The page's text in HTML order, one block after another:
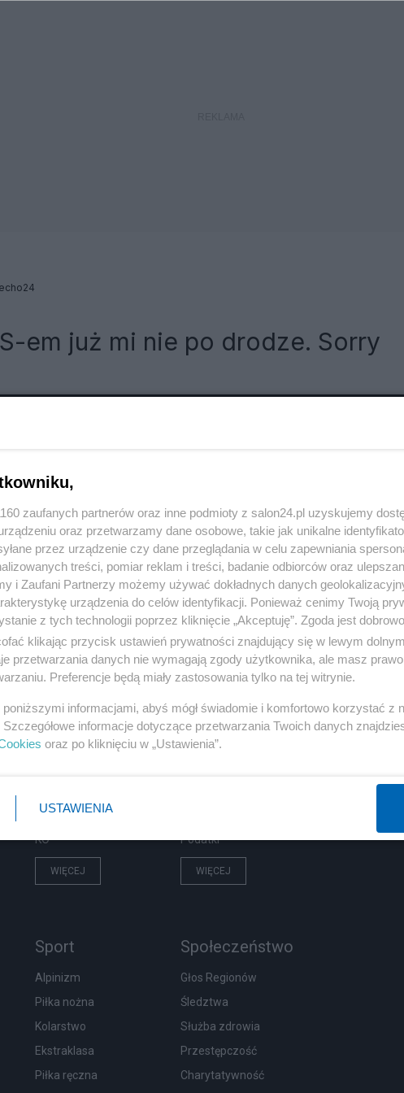
echo24
em już mi nie po drodze. Sorry
Polityka
PiS
NATO
KO
WIĘCEJ
Gospodarka
Biznes
Podatki
WIĘCEJ
Sport
Alpinizm
Piłka nożna
Kolarstwo
Ekstraklasa
Piłka ręczna
Społeczeństwo
Głos Regionów
Śledztwa
Służba zdrowia
Przestępczość
Charytatywność
zaufanych partnerów oraz inne podmioty z salon24.pl uzyskujemy
oraz przetwarzamy dane osobowe, takie jak unikalne
przez urządzenie czy dane przeglądania w celu zapewniania
treści, pomiar reklam i treści, badanie odbiorców oraz
i Zaufani Partnerzy możemy używać dokładnych danych
urządzenia do celów identyfikacji. Ponieważ cenimy Twoją
z tych technologii poprzez kliknięcie „Akceptuję”. Zgoda jest
klikając przycisk ustawień prywatności znajdujący się w lewym
przetwarzania danych nie wymagają zgody użytkownika, ale masz
Preferencje będą miały zastosowania tylko na tej witrynie.
poniższymi informacjami, abyś mógł świadomie i komfortowo korzystać z
informacje dotyczące przetwarzania Twoich danych
oraz po kliknięciu w „Ustawienia”.
USTAWIENIA